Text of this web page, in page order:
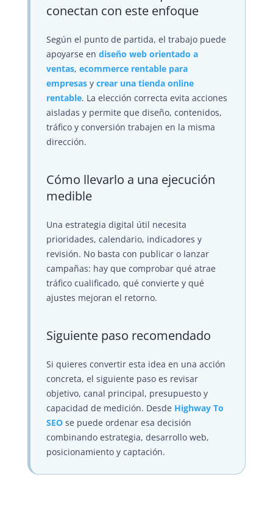
conectan con este enfoque
Según el punto de partida, el trabajo puede
apoyarse en diseño web orientado a
ventas, ecommerce rentable para
empresasy crear una tienda online
rentable. La elección correcta evita acciones
aisladas y permite que diseño, contenidos,
tráfico y conversión trabajen en la misma
dirección.
Cómo llevarlo a una ejecución
medible
Una estrategia digital útil necesita
prioridades, calendario, indicadores y
revisión. No basta con publicar o lanzar
campañas: hay que comprobar qué atrae
tráfico cualificado, qué convierte y qué
ajustes mejoran el retorno.
Siguiente paso recomendado
Si quieres convertir esta idea en una acción
concreta, el siguiente paso es revisar
objetivo, canal principal, presupuesto y
capacidad de medición. Desde Highway To
SEOse puede ordenar esa decisión
combinando estrategia, desarrollo web,
posicionamiento y captación.